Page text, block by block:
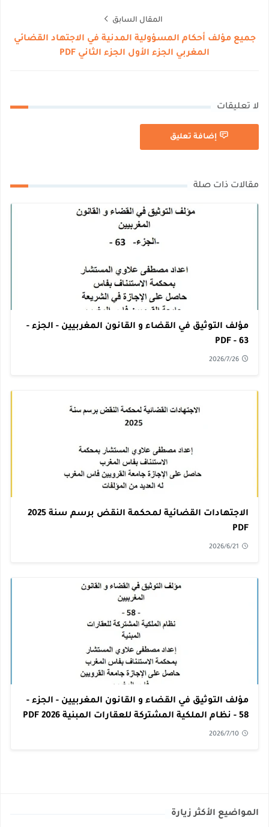
المقال السابق
جميع مؤلف أحكام المسؤولية المدنية في الاجتهاد القضائي
المغربي الجزء الأول الجزء الثاني PDF
لا تعليقات
إضافة تعليق
مقالات ذات صلة
مؤلف التوثيق في القضاء و القانون المغربيين - الجزء -
63 - PDF
2026/7/26
الاجتهادات القضائية لمحكمة النقض برسم سنة 2025
PDF
2026/6/21
مؤلف التوثيق في القضاء و القانون المغربيين - الجزء -
58 - نظام الملكية المشتركة للعقارات المبنية 2026 PDF
2026/7/10
المواضيع الأكثر زيارة